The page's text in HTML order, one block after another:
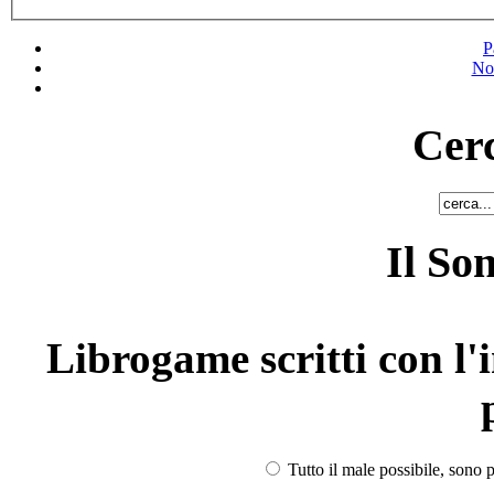
Il
Librogame scritti con
Tutto il male possibile, sono